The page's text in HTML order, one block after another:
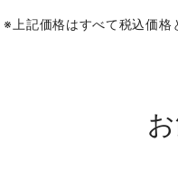
※上記価格はすべて税込価格